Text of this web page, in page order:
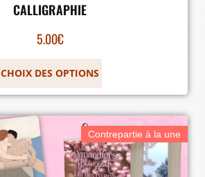
CALLIGRAPHIE
5.00€
CHOIX DES OPTIONS
Contrepartie à la une